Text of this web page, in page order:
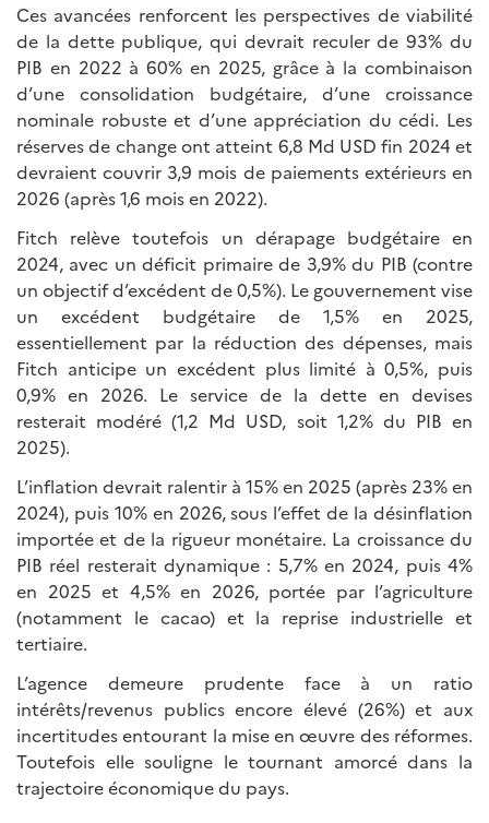
Ces avancées renforcent les perspectives de viabilité
de la dette publique, qui devrait reculer de 93% du
PIB en 2022 à 60% en 2025, grâce à la combinaison
d’une consolidation budgétaire, d’une croissance
nominale robuste et d’une appréciation du cédi. Les
réserves de change ont atteint 6,8 Md USD fin 2024 et
devraient couvrir 3,9 mois de paiements extérieurs en
2026 (après 1,6 mois en 2022).
Fitch relève toutefois un dérapage budgétaire en
2024, avec un déficit primaire de 3,9% du PIB (contre
un objectif d’excédent de 0,5%). Le gouvernement vise
un excédent budgétaire de 1,5% en 2025,
essentiellement par la réduction des dépenses, mais
Fitch anticipe un excédent plus limité à 0,5%, puis
0,9% en 2026. Le service de la dette en devises
resterait modéré (1,2 Md USD, soit 1,2% du PIB en
2025).
L’inflation devrait ralentir à 15% en 2025 (après 23% en
2024), puis 10% en 2026, sous l’effet de la désinflation
importée et de la rigueur monétaire. La croissance du
PIB réel resterait dynamique : 5,7% en 2024, puis 4%
en 2025 et 4,5% en 2026, portée par l’agriculture
(notamment le cacao) et la reprise industrielle et
tertiaire.
L’agence demeure prudente face à un ratio
intérêts/revenus publics encore élevé (26%) et aux
incertitudes entourant la mise en œuvre des réformes.
Toutefois elle souligne le tournant amorcé dans la
trajectoire économique du pays.